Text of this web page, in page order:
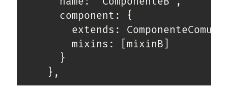
Enlaces de mi sitio viejo
      component: {
        extends: ComponenteComun,
        mixins: [mixinB]
      }
    },